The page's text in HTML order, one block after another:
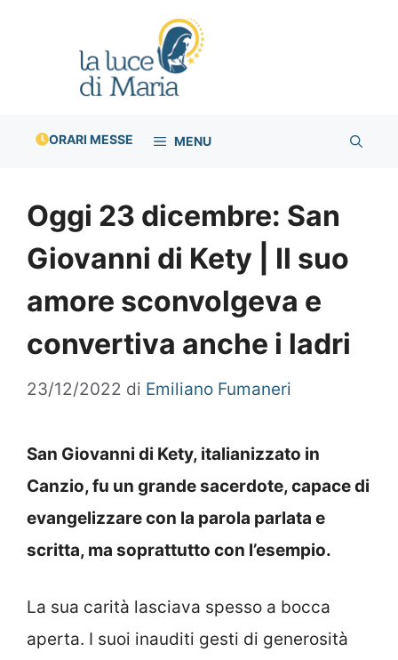
ORARI MESSE MENU
Oggi 23 dicembre: San
Giovanni di Kety | Il suo
amore sconvolgeva e
convertiva anche i ladri
23/12/2022 di Emiliano Fumaneri
San Giovanni di Kety, italianizzato in
Canzio, fu un grande sacerdote, capace di
evangelizzare con la parola parlata e
scritta, ma soprattutto con l’esempio.
La sua carità lasciava spesso a bocca
aperta. I suoi inauditi gesti di generosità